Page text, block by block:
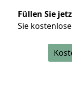
Füllen Sie
Sie